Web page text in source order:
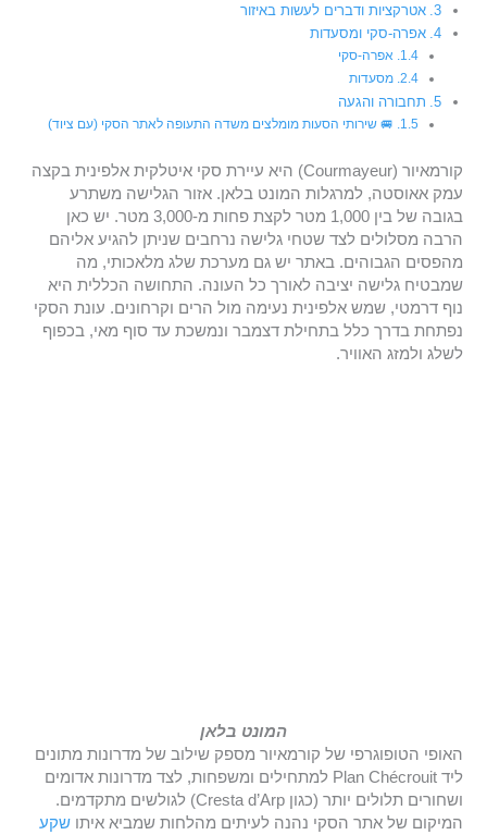
אטרקציות ודברים לעשות באיזור
אפרה-סקי ומסעדות
אפרה-סקי
מסעדות
תחבורה והגעה
🚐 שירותי הסעות מומלצים משדה התעופה לאתר הסקי (עם ציוד)
קורמאיור (Courmayeur) היא עיירת סקי איטלקית אלפינית בקצה
עמק אאוסטה, למרגלות המונט בלאן. אזור הגלישה משתרע
בגובה של בין 1,000 מטר לקצת פחות מ-3,000 מטר. יש כאן
הרבה מסלולים לצד שטחי גלישה נרחבים שניתן להגיע אליהם
מהפסים הגבוהים. באתר יש גם מערכת שלג מלאכותי, מה
שמבטיח גלישה יציבה לאורך כל העונה. התחושה הכללית היא
נוף דרמטי, שמש אלפינית נעימה מול הרים וקרחונים. עונת הסקי
נפתחת בדרך כלל בתחילת דצמבר ונמשכת עד סוף מאי, בכפוף
לשלג ולמזג האוויר.
המונט בלאן
האופי הטופוגרפי של קורמאיור מספק שילוב של מדרונות מתונים
ליד Plan Chécrouit למתחילים ומשפחות, לצד מדרונות אדומים
ושחורים תלולים יותר (כגון Cresta d’Arp) לגולשים מתקדמים.
המיקום של אתר הסקי נהנה לעיתים מהלחות שמביא איתושקע